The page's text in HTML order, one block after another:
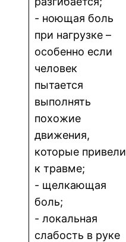
- ноющая боль
при нагрузке –
особенно если
человек
пытается
выполнять
похожие
движения,
которые привели
к травме;
- щелкающая
боль;
- локальная
слабость в руке